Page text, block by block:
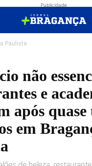
Publicidade
Paulista
não
e
após quase
em